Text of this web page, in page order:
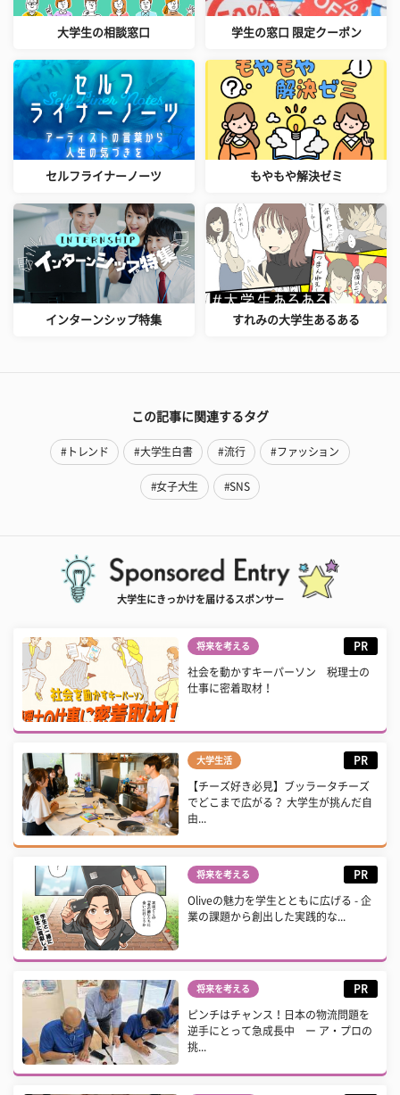
大学生の相談窓口 学生の窓口 限定クーポン
セルフライナーノーツ もやもや解決ゼミ
インターンシップ特集 すれみの大学生あるある
この記事に関連するタグ
#トレンド #大学生白書 #流行 #ファッション
#女子大生 #SNS
大学生にきっかけを届けるスポンサー
将来を考える PR
社会を動かすキーパーソン 税理士の
仕事に密着取材！
大学生活 PR
【チーズ好き必見】ブッラータチーズ
でどこまで広がる？ 大学生が挑んだ自
由...
将来を考える PR
Oliveの魅力を学生とともに広げる - 企
業の課題から創出した実践的な...
将来を考える PR
ピンチはチャンス！日本の物流問題を
逆手にとって急成長中 ー ア・プロの
挑...